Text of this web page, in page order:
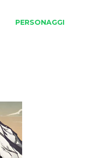
PERSONAGGI